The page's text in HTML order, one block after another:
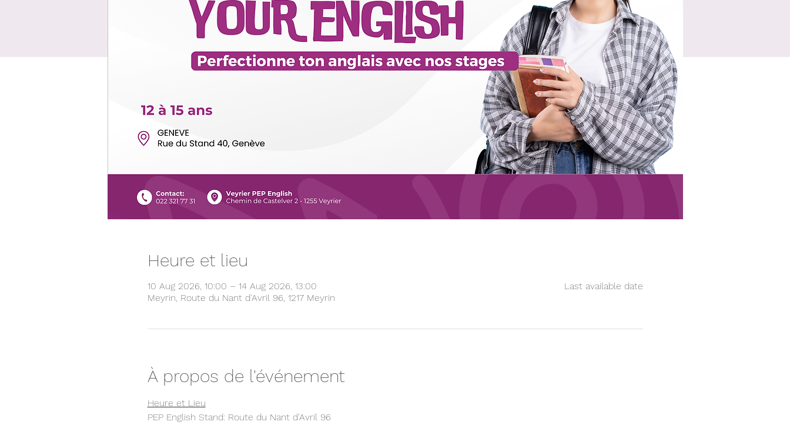
Heure et lieu
10 Aug 2026, 10:00 – 14 Aug 2026, 13:00
Meyrin, Route du Nant d'Avril 96, 1217 Meyrin
Last available date
À propos de l'événement
Heure et Lieu
PEP English Stand: Route du Nant d'Avril 96